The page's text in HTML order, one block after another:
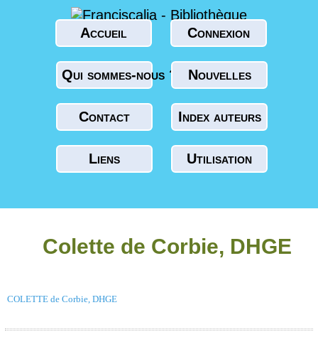
Accueil Connexion
Qui sommes-nous ? Nouvelles
Contact Index auteurs
Liens Utilisation
Colette de Corbie, DHGE
COLETTE de Corbie, DHGE